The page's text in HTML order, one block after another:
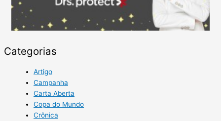
Categorias
Artigo
Campanha
Carta Aberta
Copa do Mundo
Crônica